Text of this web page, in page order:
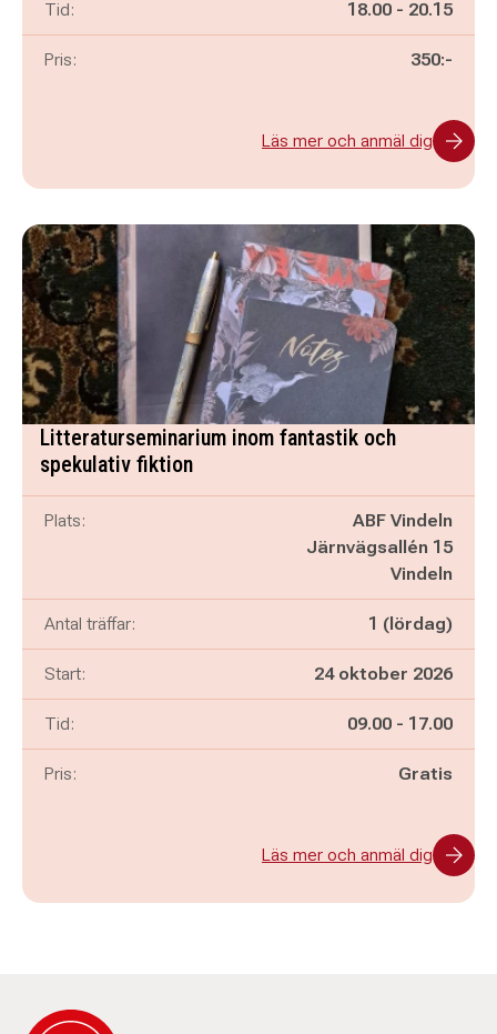
Tid: Pågår mellan
18.00 - och
20.15
Pris: 350:-
Läs mer och anmäl dig
Litteraturseminarium inom fantastik och
spekulativ fiktion
Plats:
ABF Vindeln
Järnvägsallén 15
Vindeln
Antal träffar: 1 (lördag)
Start: 24 oktober 2026
Tid: Pågår mellan
09.00 - och
17.00
Pris: Gratis
Läs mer och anmäl dig